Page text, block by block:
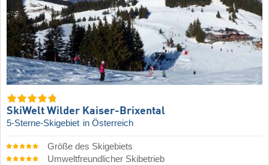
SkiWelt Wilder Kaiser-Brixental
5-Sterne-Skigebiet in Österreich
Größe des Skigebiets
Umweltfreundlicher Skibetrieb